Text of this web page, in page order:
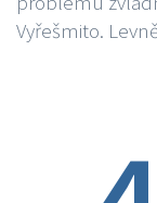
Vyřešmito.